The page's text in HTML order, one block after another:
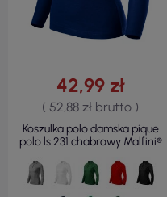
42,99 zł
( 52,88 zł brutto )
Koszulka polo damska pique
polo ls 231 chabrowy Malfini®